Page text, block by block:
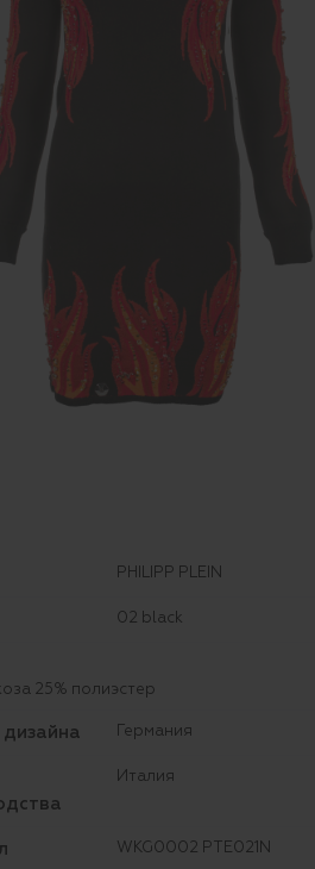
PHILIPP PLEIN
02 black
25% полиэстер
Германия
Италия
WKG0002 PTE021N